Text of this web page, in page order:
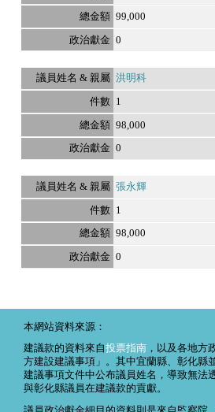
99,000
0
洪明科
1
98,000
0
張永輝
1
98,000
0
本網站資料來源：
建議款的資料來自投票指南 ，以及各地方
方建設建議事項」。其中宜蘭縣、彰化縣
建議事項文件中公布議員姓名，導致無法
與彰化縣議員在建議款的貢獻。